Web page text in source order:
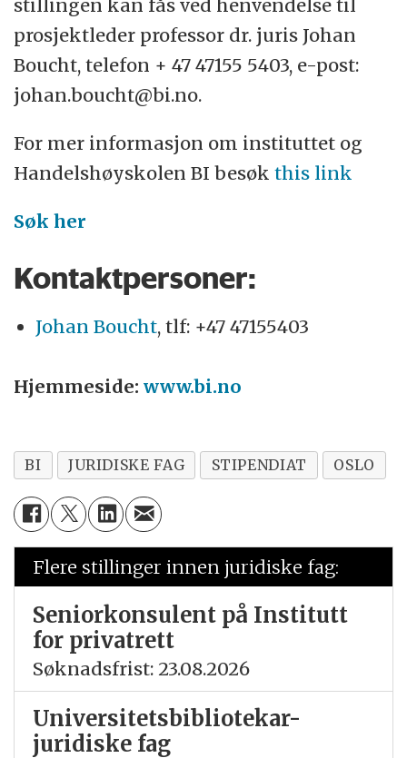
stillingen kan fås ved henvendelse til
prosjektleder professor dr. juris Johan
Boucht, telefon + 47 47155 5403, e-post:
johan.boucht@bi.no.
For mer informasjon om instituttet og
Handelshøyskolen BI besøkthis link
Søk her
Kontaktpersoner:
Johan Boucht, tlf: +47 47155403
Hjemmeside:www.bi.no
BI JURIDISKE FAG STIPENDIAT OSLO
Flere stillinger innen juridiske fag:
Seniorkonsulent på Institutt
for privatrett
Søknadsfrist: 23.08.2026
Universitetsbibliotekar-
juridiske fag